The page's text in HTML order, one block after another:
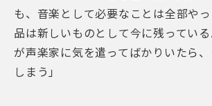
も、音楽として必要なことは全部や
品は新しいものとして今に残ってい
が声楽家に気を遣ってばかりいたら
しまう」